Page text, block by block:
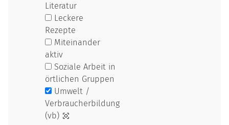
Literatur
Leckere
Rezepte
Miteinander
aktiv
Soziale Arbeit in
örtlichen Gruppen
Umwelt /
Verbraucherbildung
(vb)